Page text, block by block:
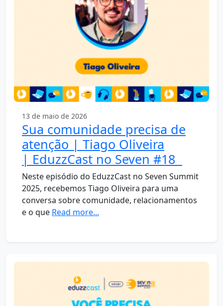
13 de maio de 2026
Sua comunidade precisa de
atenção | Tiago Oliveira
| EduzzCast no Seven #18
Neste episódio do EduzzCast no Seven Summit
2025, recebemos Tiago Oliveira para uma
conversa sobre comunidade, relacionamentos
e o que Read more...